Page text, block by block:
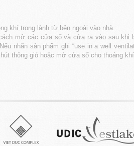
khí trong lành từ bên ngoài vào nhà.
mở các cửa sổ và cửa ra vào sau khi
nhãn sản phẩm ghi “use in a well
thông gió hoặc mở cửa sổ cho thoáng khí.